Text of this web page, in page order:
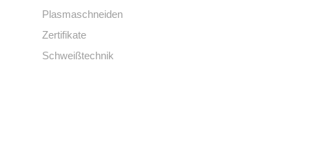
Plasmaschneiden
Zertifikate
Schweißtechnik